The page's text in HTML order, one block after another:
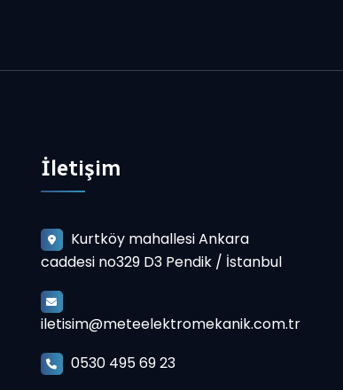
İletişim
Kurtköy mahallesi Ankara
caddesi no329 D3 Pendik / İstanbul
iletisim@meteelektromekanik.com.tr
0530 495 69 23